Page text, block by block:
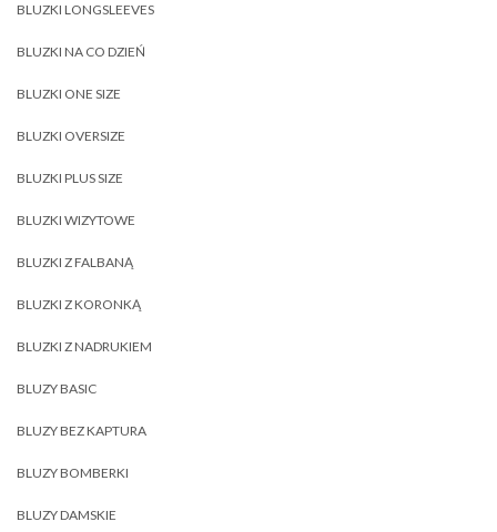
BLUZKI LONGSLEEVES
BLUZKI NA CO DZIEŃ
BLUZKI ONE SIZE
BLUZKI OVERSIZE
BLUZKI PLUS SIZE
BLUZKI WIZYTOWE
BLUZKI Z FALBANĄ
BLUZKI Z KORONKĄ
BLUZKI Z NADRUKIEM
BLUZY BASIC
BLUZY BEZ KAPTURA
BLUZY BOMBERKI
BLUZY DAMSKIE